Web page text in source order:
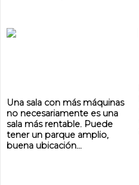
Una sala con más máquinas
no necesariamente es una
sala más rentable. Puede
tener un parque amplio,
buena ubicación...